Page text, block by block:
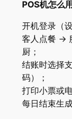
POS机怎么
开机登录（
客人点餐 →
厨；
结账时选择
码）；
打印小票或
每日结束生